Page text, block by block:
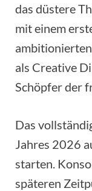
das düstere
mit einem
als Creative
Schöpfer der
Das
Jahres 2026
starten.
späteren